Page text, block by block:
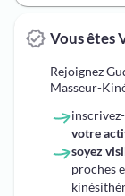
Vous êtes
Rejoignez
Masseur-
votre
soyez
proches